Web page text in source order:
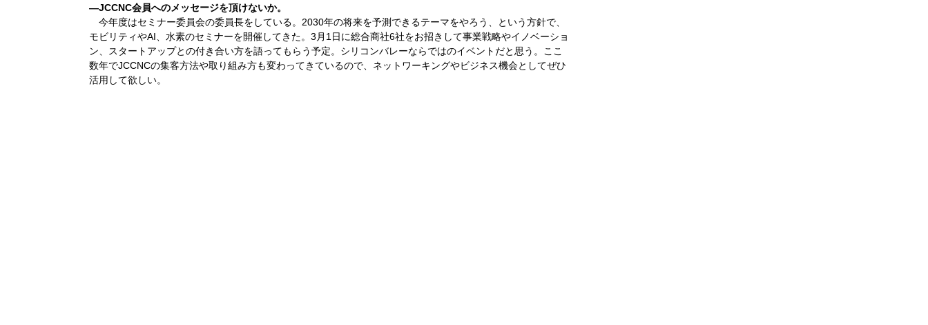
―JCCNC会員へのメッセージを頂けないか。
今年度はセミナー委員会の委員長をしている。2030年の将来を予測できるテーマをやろう、という方針で、
モビリティやAI、水素のセミナーを開催してきた。3月1日に総合商社6社をお招きして事業戦略やイノベーショ
ン、スタートアップとの付き合い方を語ってもらう予定。シリコンバレーならではのイベントだと思う。ここ
数年でJCCNCの集客方法や取り組み方も変わってきているので、ネットワーキングやビジネス機会としてぜひ
活用して欲しい。